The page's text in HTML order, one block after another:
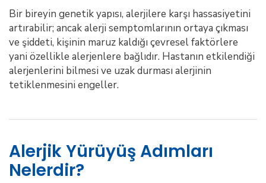
Bir bireyin genetik yapısı, alerjilere karşı hassasiyetini
artırabilir; ancak alerji semptomlarının ortaya çıkması
ve şiddeti, kişinin maruz kaldığı çevresel faktörlere
yani özellikle alerjenlere bağlıdır. Hastanın etkilendiği
alerjenlerini bilmesi ve uzak durması alerjinin
tetiklenmesini engeller.
Alerjik Yürüyüş Adımları
Nelerdir?